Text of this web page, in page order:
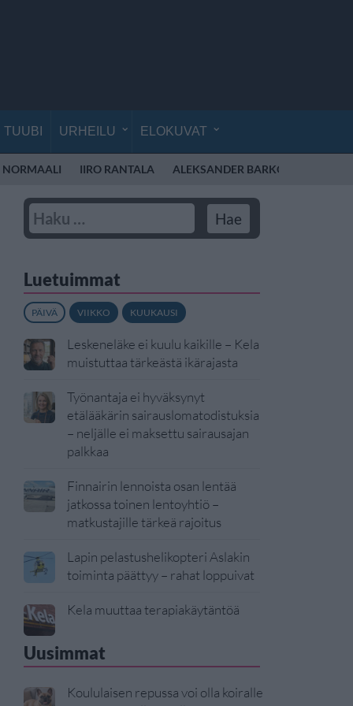
TUUBI URHEILU ELOKUVAT
NORMAALI IIRO RANTALA ALEKSANDER BARKOV
Luetuimmat
PÄIVÄ VIIKKO KUUKAUSI
Leskeneläke ei kuulu kaikille – Kela
muistuttaa tärkeästä ikärajasta
Työnantaja ei hyväksynyt
etälääkärin sairauslomatodistuksia
– neljälle ei maksettu sairausajan
palkkaa
Finnairin lennoista osan lentää
jatkossa toinen lentoyhtiö –
matkustajille tärkeä rajoitus
Lapin pelastushelikopteri Aslakin
toiminta päättyy – rahat loppuivat
Kela muuttaa terapiakäytäntöä
Uusimmat
Koululaisen repussa voi olla koiralle